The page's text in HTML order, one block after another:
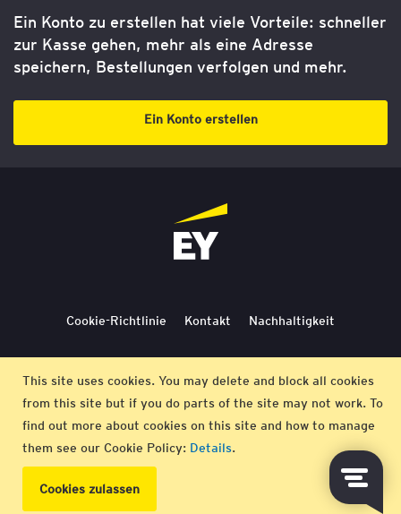
This site uses cookies. You may delete and block all cookies
from this site but if you do parts of the site may not work. To
find out more about cookies on this site and how to manage
them see our Cookie Policy: Details.
Cookies zulassen
Ein Konto zu erstellen hat viele Vorteile: schneller
zur Kasse gehen, mehr als eine Adresse
speichern, Bestellungen verfolgen und mehr.
Ein Konto erstellen
Cookie-Richtlinie Kontakt Nachhaltigkeit
Impressum
© EY 2026 |Datenschutz-Bestimmungen